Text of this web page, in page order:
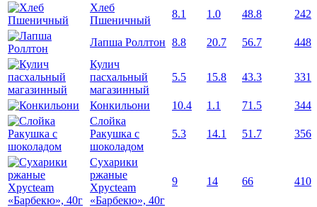
Хлеб
Пшеничный
8.1 1.0 48.8 242
Лапша Роллтон 8.8 20.7 56.7
448
Кулич
пасхальный
магазинный
5.5 15.8 43.3 331
Конкильони 10.4 1.1 71.5
344
Слойка
Ракушка с
шоколадом
5.3 14.1 51.7 356
Сухарики
ржаные
Хрусteam
«Барбекю», 40г
9 14 66 410